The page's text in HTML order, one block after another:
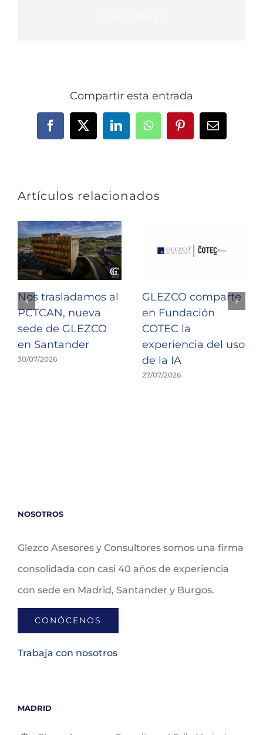
Compartir esta entrada
Facebook
X LinkedInWhatsAppPinterestCorreo
Artículos relacionados
Nos trasladamos al
PCTCAN, nueva
sede de GLEZCO
en Santander
30/07/2026
GLEZCO comparte
en Fundación
COTEC la
experiencia del uso
de la IA
27/07/2026
NOSOTROS
Glezco Asesores y Consultores somos una firma
consolidada con casi 40 años de experiencia
con sede en Madrid, Santander y Burgos.
CONÓCENOS
Trabaja con nosotros
MADRID